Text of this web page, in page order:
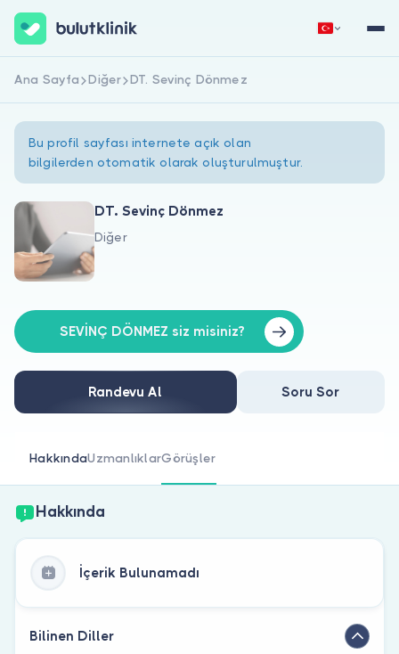
Hakkımızda
Doktorlar için
Doktor musunuz?
Hemen Kaydol
Ana Sayfa Diğer DT. Sevinç Dönmez
Bu profil sayfası internete açık olan
bilgilerden otomatik olarak oluşturulmuştur.
DT. Sevinç Dönmez
Diğer
SEVİNÇ DÖNMEZ siz misiniz?
Randevu Al Soru Sor
HakkındaUzmanlıklarGörüşler
Hakkında
İçerik Bulunamadı
Bilinen Diller